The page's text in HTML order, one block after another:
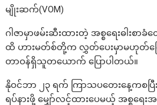
မျိုးဆက်(VOM)
ဂါဇာမှာဖမ်းဆီးထားတဲ့ အစ္စရေးဓါးစ
ထိ ဟားမတ်စ်တို့က လွှတ်ပေးမှာမဟုတ်ကြေ
တာဝန်ရှိသူတယောက် ပြောပါတယ်။
နိုဝင်ဘာ ၂၃ ရက် ကြာသပတေးနေ့ကစပ
ရပ်နားဖို့ မျှော်လင့်ထားပေမယ့် အစ္စရေး